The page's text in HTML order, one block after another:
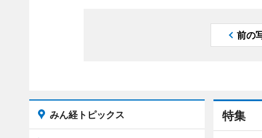
前の
特集
みん経トピックス